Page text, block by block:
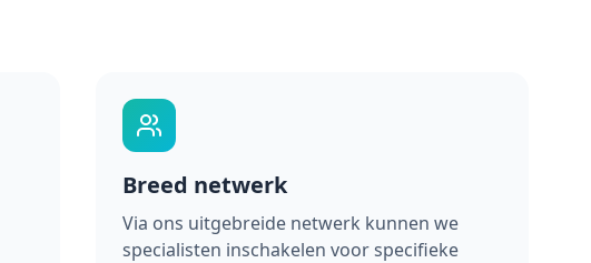
Breed netwerk
Via ons uitgebreide netwerk kunnen we
specialisten inschakelen voor specifieke